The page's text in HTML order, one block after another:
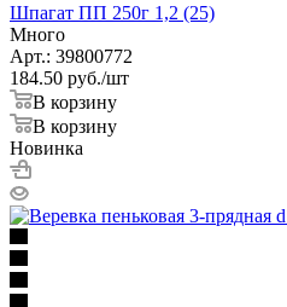
Шпагат ПП 250г 1,2 (25)
Много
Арт.: 39800772
184.50 руб./шт
В корзину
В корзину
Новинка